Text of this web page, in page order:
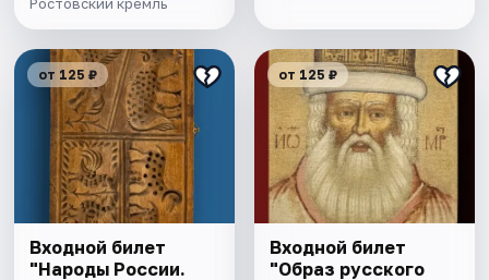
Ростовский кремль
от 125 ₽
Входной билет
"Народы России.
от 125 ₽
Входной билет
"Образ русского